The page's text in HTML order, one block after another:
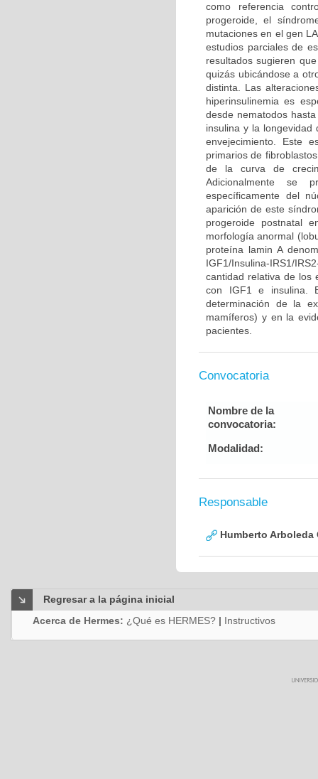
como referencia
progeroide, el
mutaciones en el gen
estudios parciales de
resultados sugieren
quizás ubicándose a
distinta. Las
hiperinsulinemia es
desde nematodos
insulina y la
envejecimiento. Este
primarios de
de la curva de
Adicionalmente se
específicamente del
aparición de este
progeroide postnatal
morfología anormal
proteína lamin A
IGF1/Insulina-IRS1/
cantidad relativa de los
con IGF1 e insulina.
determinación de la
mamíferos) y en la
pacientes.
Convocatoria
Nombre de la
convocatoria:
Modalidad:
Responsable
Humberto Arboleda
Regresar a la página inicial
Acerca de Hermes: ¿Qué es HERMES? | Instructivos